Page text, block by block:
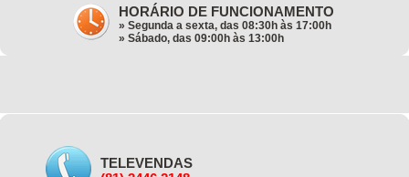
HORÁRIO DE FUNCIONAMENTO
» Segunda a sexta, das 08:30h às 17:00h
» Sábado, das 09:00h às 13:00h
TELEVENDAS